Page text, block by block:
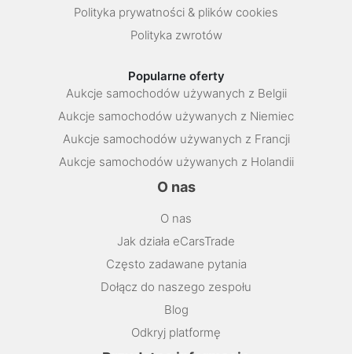
Polityka prywatności & plików cookies
Polityka zwrotów
Popularne oferty
Aukcje samochodów używanych z Belgii
Aukcje samochodów używanych z Niemiec
Aukcje samochodów używanych z Francji
Aukcje samochodów używanych z Holandii
O nas
O nas
Jak działa eCarsTrade
Często zadawane pytania
Dołącz do naszego zespołu
Blog
Odkryj platformę